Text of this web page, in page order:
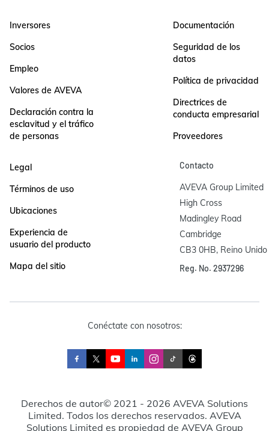
Inversores
Socios
Empleo
Valores de AVEVA
Declaración contra la
esclavitud y el tráfico
de personas
Documentación
Seguridad de los
datos
Política de privacidad
Directrices de
conducta empresarial
Proveedores
Legal
Términos de uso
Ubicaciones
Experiencia de
usuario del producto
Mapa del sitio
Contacto
AVEVA Group Limited
High Cross
Madingley Road
Cambridge
CB3 0HB, Reino Unido
Reg. No. 2937296
Conéctate con nosotros:
Derechos de autor© 2021 - 2026 AVEVA Solutions
Limited. Todos los derechos reservados. AVEVA
Solutions Limited es propiedad de AVEVA Group